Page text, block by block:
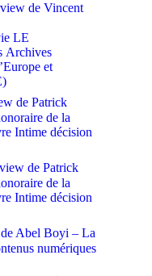
de Vincent
LE
Archives
et
de Patrick
de la
Intime décision
de Patrick
de la
Intime décision
Abel Boyi – La
numériques